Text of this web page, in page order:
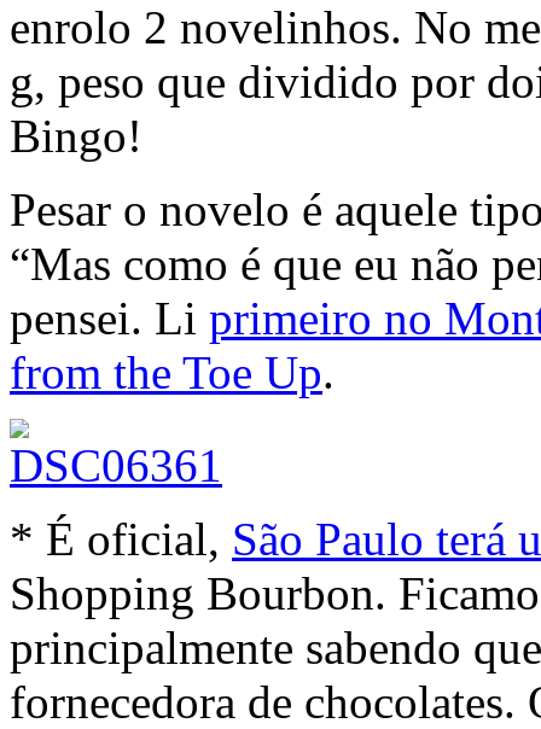
enrolo 2 novelinhos. No
g, peso que dividido por
Bingo!
Pesar o novelo é aquele
“Mas como é que eu não
pensei. Li primeiro no
from the Toe Up.
* É oficial, São Paulo terá
Shopping Bourbon.
principalmente sabendo
fornecedora de